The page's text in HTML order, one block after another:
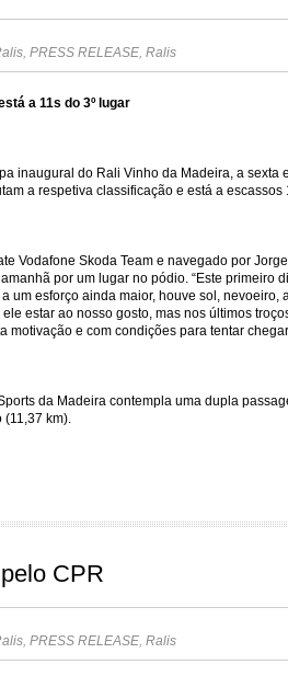
, PRESS RELEASE, Ralis
a 11s do 3º lugar
inaugural do Rali Vinho da Madeira, a sexta
a respetiva classificação e está a escassos
Vodafone Skoda Team e navegado por
por um lugar no pódio. “Este primeiro
um esforço ainda maior, houve sol,
estar ao nosso gosto, mas nos últimos
e com condições para tentar
da Madeira contempla uma dupla
(11,37 km).
CPR
, PRESS RELEASE, Ralis